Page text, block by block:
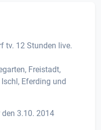
tv. 12 Stunden live.
Freistadt,
Eferding und
3.10. 2014